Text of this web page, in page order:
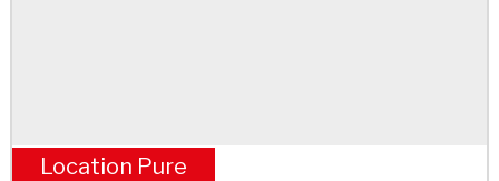
Location Pure